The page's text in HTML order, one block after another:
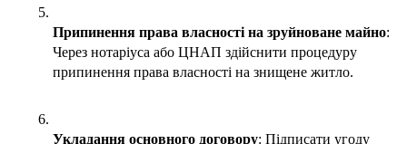
Припинення права власності на зруйноване майно:
Через нотаріуса або ЦНАП здійснити процедуру
припинення права власності на знищене житло.
Укладання основного договору: Підписати угоду